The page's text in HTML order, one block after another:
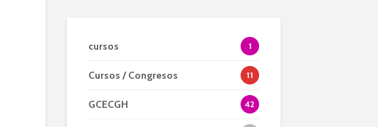
cursos 1
Cursos / Congresos 11
GCECGH 42